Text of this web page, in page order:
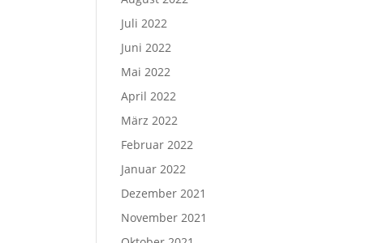
Juli 2022
Juni 2022
Mai 2022
April 2022
März 2022
Februar 2022
Januar 2022
Dezember 2021
November 2021